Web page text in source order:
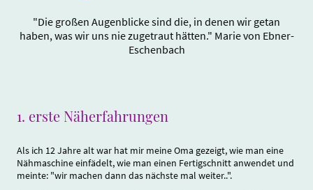
"Die großen Augenblicke sind die, in denen wir getan
haben, was wir uns nie zugetraut hätten." Marie von Ebner-
Eschenbach
1. erste Näherfahrungen
Als ich 12 Jahre alt war hat mir meine Oma gezeigt, wie man eine
Nähmaschine einfädelt, wie man einen Fertigschnitt anwendet und
meinte: "wir machen dann das nächste mal weiter..".